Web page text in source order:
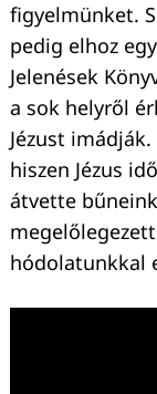
figyelmünket.
pedig elhoz
Jelenések
a sok helyről
Jézust
hiszen Jézus
átvette
hódolatunkkal